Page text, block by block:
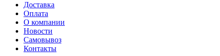
Доставка
Оплата
О компании
Новости
Самовывоз
Контакты